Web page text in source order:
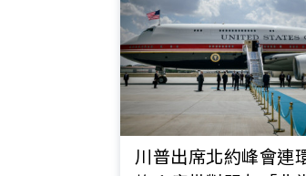
川普出席北約峰會連